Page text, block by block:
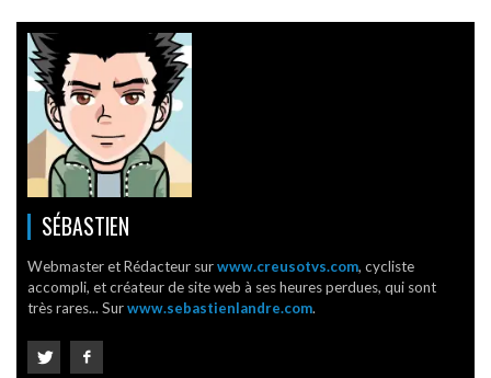
SÉBASTIEN
Webmaster et Rédacteur surwww.creusotvs.com, cycliste
accompli, et créateur de site web à ses heures perdues, qui sont
très rares... Surwww.sebastienlandre.com.